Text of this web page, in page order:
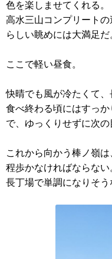
色を楽しませてくれる。
高水三山コンプリート
らしい眺めには大満足だ
ここで軽い昼食。
快晴でも風が冷たくて、
食べ終わる頃にはすっ
で、ゆっくりせずに次の
これから向かう棒ノ嶺
程歩かなければならない
長丁場で単調になりそう